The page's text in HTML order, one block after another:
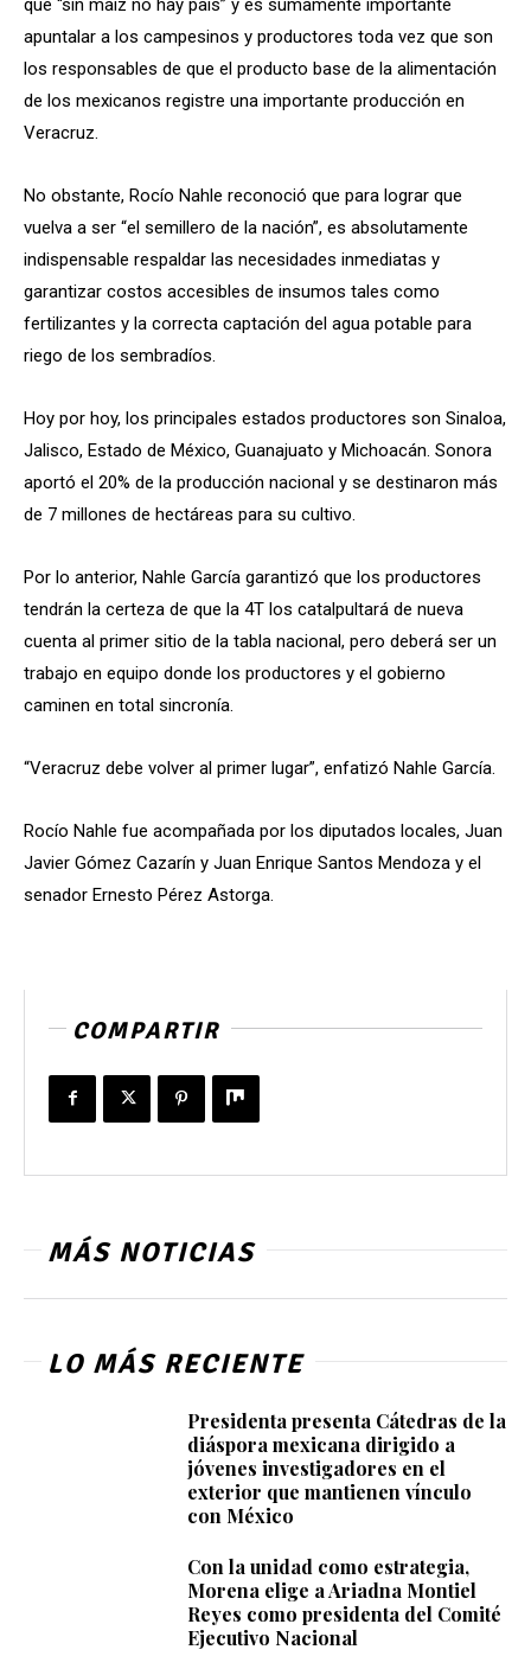
que “sin maíz no hay país” y es sumamente importante
apuntalar a los campesinos y productores toda vez que son
los responsables de que el producto base de la alimentación
de los mexicanos registre una importante producción en
Veracruz.
No obstante, Rocío Nahle reconoció que para lograr que
vuelva a ser “el semillero de la nación”, es absolutamente
indispensable respaldar las necesidades inmediatas y
garantizar costos accesibles de insumos tales como
fertilizantes y la correcta captación del agua potable para
riego de los sembradíos.
Hoy por hoy, los principales estados productores son Sinaloa,
Jalisco, Estado de México, Guanajuato y Michoacán. Sonora
aportó el 20% de la producción nacional y se destinaron más
de 7 millones de hectáreas para su cultivo.
Por lo anterior, Nahle García garantizó que los productores
tendrán la certeza de que la 4T los catalpultará de nueva
cuenta al primer sitio de la tabla nacional, pero deberá ser un
trabajo en equipo donde los productores y el gobierno
caminen en total sincronía.
“Veracruz debe volver al primer lugar”, enfatizó Nahle García.
Rocío Nahle fue acompañada por los diputados locales, Juan
Javier Gómez Cazarín y Juan Enrique Santos Mendoza y el
senador Ernesto Pérez Astorga.
COMPARTIR
MÁS NOTICIAS
LO MÁS RECIENTE
Presidenta presenta Cátedras de la
diáspora mexicana dirigido a
jóvenes investigadores en el
exterior que mantienen vínculo
con México
Con la unidad como estrategia,
Morena elige a Ariadna Montiel
Reyes como presidenta del Comité
Ejecutivo Nacional